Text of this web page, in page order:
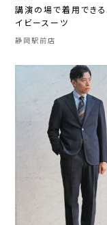
講演の場で着用でき
イビースーツ
静岡駅前店